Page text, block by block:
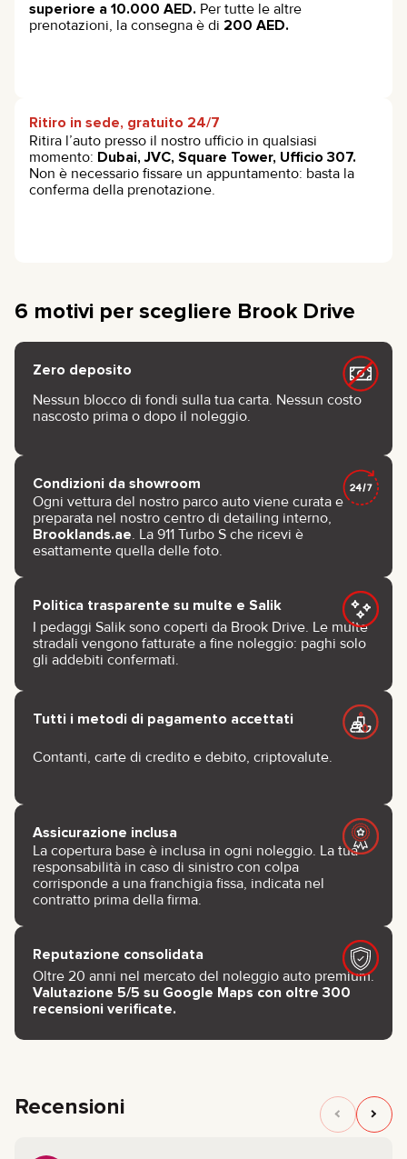
superiore a 10.000 AED. Per tutte le altre
prenotazioni, la consegna è di 200 AED.
Ritiro in sede, gratuito 24/7
Ritira l’auto presso il nostro ufficio in qualsiasi
momento: Dubai, JVC, Square Tower, Ufficio 307.
Non è necessario fissare un appuntamento: basta la
conferma della prenotazione.
6 motivi per scegliere Brook Drive
Zero deposito
Nessun blocco di fondi sulla tua carta. Nessun costo
nascosto prima o dopo il noleggio.
Condizioni da showroom
Ogni vettura del nostro parco auto viene curata e
preparata nel nostro centro di detailing interno,
Brooklands.ae. La 911 Turbo S che ricevi è
esattamente quella delle foto.
Politica trasparente su multe e Salik
I pedaggi Salik sono coperti da Brook Drive. Le multe
stradali vengono fatturate a fine noleggio: paghi solo
gli addebiti confermati.
Tutti i metodi di pagamento accettati
Contanti, carte di credito e debito, criptovalute.
Assicurazione inclusa
La copertura base è inclusa in ogni noleggio. La tua
responsabilità in caso di sinistro con colpa
corrisponde a una franchigia fissa, indicata nel
contratto prima della firma.
Reputazione consolidata
Oltre 20 anni nel mercato del noleggio auto premium.
Valutazione 5/5 su Google Maps con oltre 300
recensioni verificate.
Recensioni